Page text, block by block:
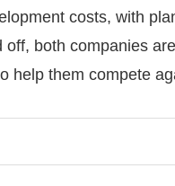
costs, with
both companies
help them compete